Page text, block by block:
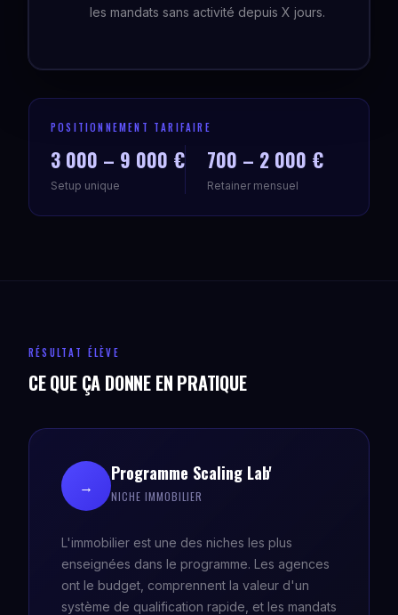
les mandats sans activité depuis X jours.
POSITIONNEMENT TARIFAIRE
3 000 – 9 000 €
Setup unique
700 – 2 000 €
Retainer mensuel
RÉSULTAT ÉLÈVE
CE QUE ÇA DONNE EN PRATIQUE
→
Programme Scaling Lab'
NICHE IMMOBILIER
L'immobilier est une des niches les plus
enseignées dans le programme. Les agences
ont le budget, comprennent la valeur d'un
système de qualification rapide, et les mandats